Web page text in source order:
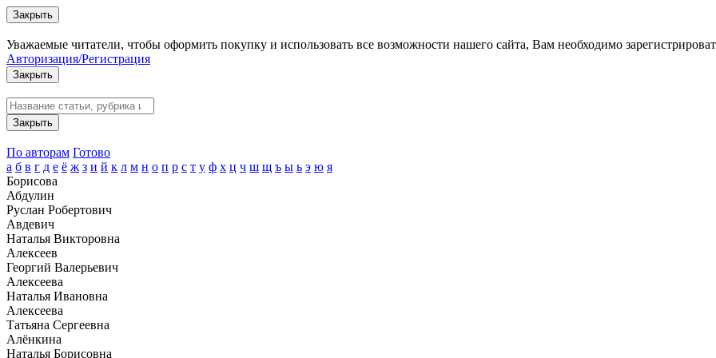
Закрыть
Уважаемые читатели, чтобы оформить покупку и использовать все возможности нашего сайта, Вам необходимо
Авторизация/Регистрация
Закрыть
Закрыть
По авторам Готово
а б в г д е ё ж з и й к л м н о п р с т у ф х ц ч ш щ ъ ы ь э ю я
Борисова
Абдулин
Руслан Робертович
Авдевич
Наталья Викторовна
Алексеев
Георгий Валерьевич
Алексеева
Наталья Ивановна
Алексеева
Татьяна Сергеевна
Алёнкина
Наталья Борисовна